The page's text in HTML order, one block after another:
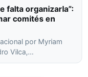
falta organizarla”:
comités en
por Myriam
Vilca,…